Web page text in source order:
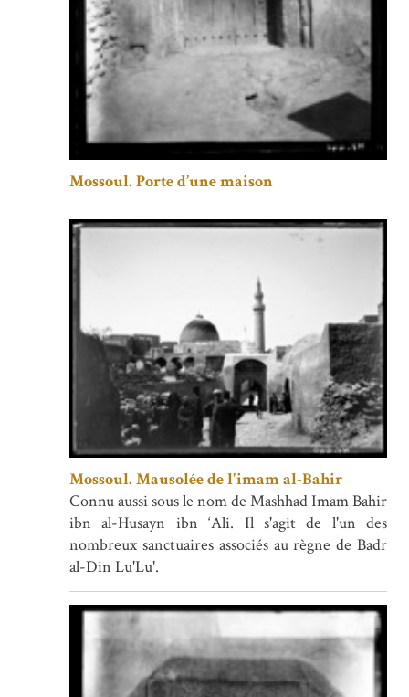
Mossoul. Porte d’une maison
Mossoul. Mausolée de l'imam al-Bahir
Connu aussi sous le nom de Mashhad Imam Bahir
ibn al-Husayn ibn ‘Ali. Il s'agit de l'un des
nombreux sanctuaires associés au règne de Badr
al-Din Lu'Lu'.